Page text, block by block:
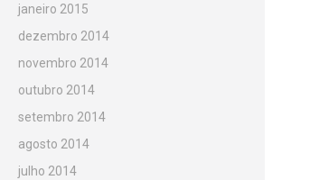
janeiro 2015
dezembro 2014
novembro 2014
outubro 2014
setembro 2014
agosto 2014
julho 2014